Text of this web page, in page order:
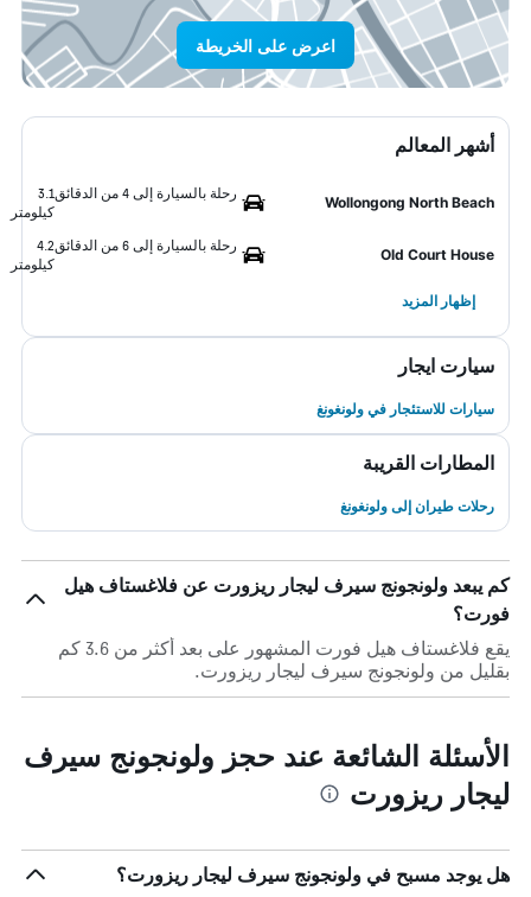
اعرض على الخريطة
أشهر المعالم
Wollongong North Beach
رحلة بالسيارة إلى 4 من الدقائق
3.1
كيلومتر
Old Court House
رحلة بالسيارة إلى 6 من الدقائق
4.2
كيلومتر
إظهار المزيد
سيارت ايجار
سيارات للاستئجار في ولونغونغ
المطارات القريبة
رحلات طيران إلى ولونغونغ
كم يبعد ولونجونج سيرف ليجار ريزورت عن فلاغستاف هيل
فورت؟
يقع فلاغستاف هيل فورت المشهور على بعد أكثر من 3.6 كم
بقليل من ولونجونج سيرف ليجار ريزورت.
الأسئلة الشائعة عند حجز ولونجونج سيرف
ليجار ريزورت
هل يوجد مسبح في ولونجونج سيرف ليجار ريزورت؟